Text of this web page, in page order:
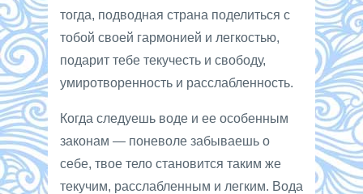
тогда, подводная страна поделиться с
тобой своей гармонией и легкостью,
подарит тебе текучесть и свободу,
умиротворенность и расслабленность.
Когда следуешь воде и ее особенным
законам — поневоле забываешь о
себе, твое тело становится таким же
текучим, расслабленным и легким. Вода